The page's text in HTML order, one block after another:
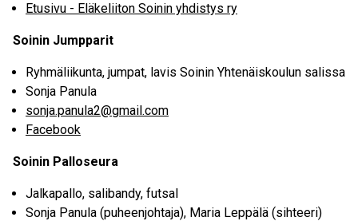
Etusivu - Eläkeliiton Soinin yhdistys ry
Soinin Jumpparit
Ryhmäliikunta, jumpat, lavis Soinin Yhtenäiskoulun salissa
Sonja Panula
sonja.panula2@gmail.com
Facebook
Soinin Palloseura
Jalkapallo, salibandy, futsal
Sonja Panula (puheenjohtaja), Maria Leppälä (sihteeri)